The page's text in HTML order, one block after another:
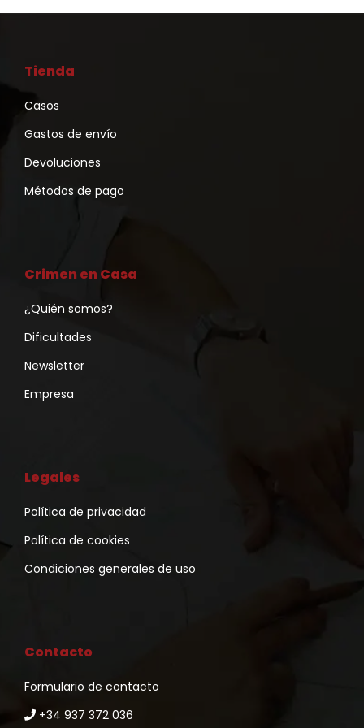
Tienda
Casos
Gastos de envío
Devoluciones
Métodos de pago
Crimen en Casa
¿Quién somos?
Dificultades
Newsletter
Empresa
Legales
Política de privacidad
Política de cookies
Condiciones generales de uso
Contacto
Formulario de contacto
+34 937 372 036